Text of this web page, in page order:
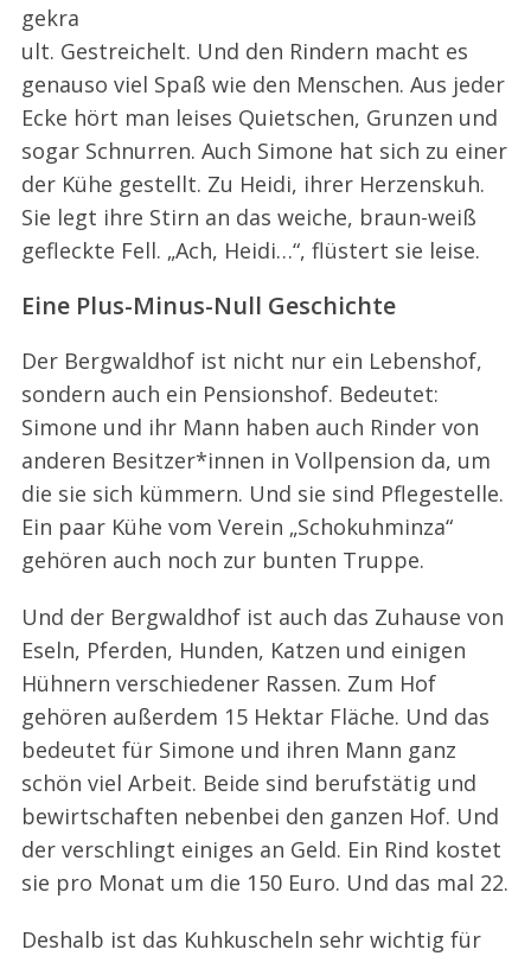
gekra
ult. Gestreichelt. Und den Rindern macht es
genauso viel Spaß wie den Menschen. Aus jeder
Ecke hört man leises Quietschen, Grunzen und
sogar Schnurren. Auch Simone hat sich zu einer
der Kühe gestellt. Zu Heidi, ihrer Herzenskuh.
Sie legt ihre Stirn an das weiche, braun-weiß
gefleckte Fell. „Ach, Heidi…“, flüstert sie leise.
Eine Plus-Minus-Null Geschichte
Der Bergwaldhof ist nicht nur ein Lebenshof,
sondern auch ein Pensionshof. Bedeutet:
Simone und ihr Mann haben auch Rinder von
anderen Besitzer*innen in Vollpension da, um
die sie sich kümmern. Und sie sind Pflegestelle.
Ein paar Kühe vom Verein „Schokuhminza“
gehören auch noch zur bunten Truppe.
Und der Bergwaldhof ist auch das Zuhause von
Eseln, Pferden, Hunden, Katzen und einigen
Hühnern verschiedener Rassen. Zum Hof
gehören außerdem 15 Hektar Fläche. Und das
bedeutet für Simone und ihren Mann ganz
schön viel Arbeit. Beide sind berufstätig und
bewirtschaften nebenbei den ganzen Hof. Und
der verschlingt einiges an Geld. Ein Rind kostet
sie pro Monat um die 150 Euro. Und das mal 22.
Deshalb ist das Kuhkuscheln sehr wichtig für